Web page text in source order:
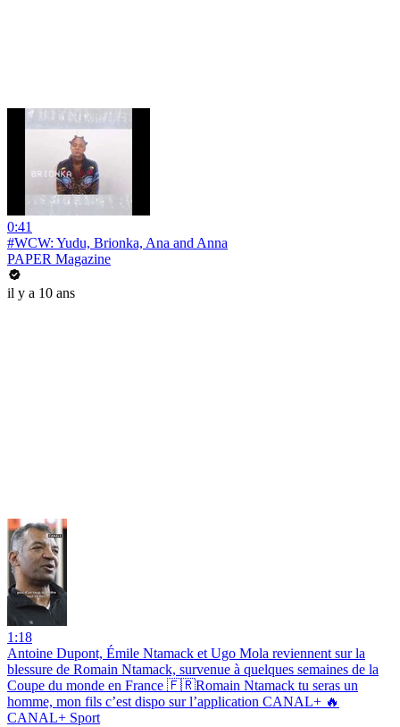
0:41
#WCW: Yudu, Brionka, Ana and Anna
PAPER Magazine
il y a 10 ans
1:18
Antoine Dupont, Émile Ntamack et Ugo Mola reviennent sur la
blessure de Romain Ntamack, survenue à quelques semaines de la
Coupe du monde en France 🇫🇷Romain Ntamack tu seras un
homme, mon fils c’est dispo sur l’application CANAL+ 🔥
CANAL+ Sport